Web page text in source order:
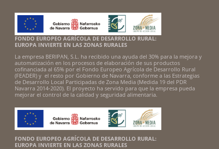
FONDO EUROPEO AGRÍCOLA DE DESARROLLO RURAL:
EUROPA INVIERTE EN LAS ZONAS RURALES
La empresa BERIPAN, S.L. ha recibido una ayuda del 30% para la mejora y
automatización en los procesos de elaboración de sus productos
cofinanciada al 65% por el Fondo Europeo Agrícola de Desarrollo Rural
(FEADER) y el resto por Gobierno de Navarra, conforme a las Estrategias
de Desarrollo Local Participadas de Zona Media (Medida 19 del PDR
Navarra 2014-2020). El proyecto ha servido para que la empresa pueda
mejorar el control de la calidad y seguridad alimentaria.
FONDO EUROPEO AGRÍCOLA DE DESARROLLO RURAL:
EUROPA INVIERTE EN LAS ZONAS RURALES